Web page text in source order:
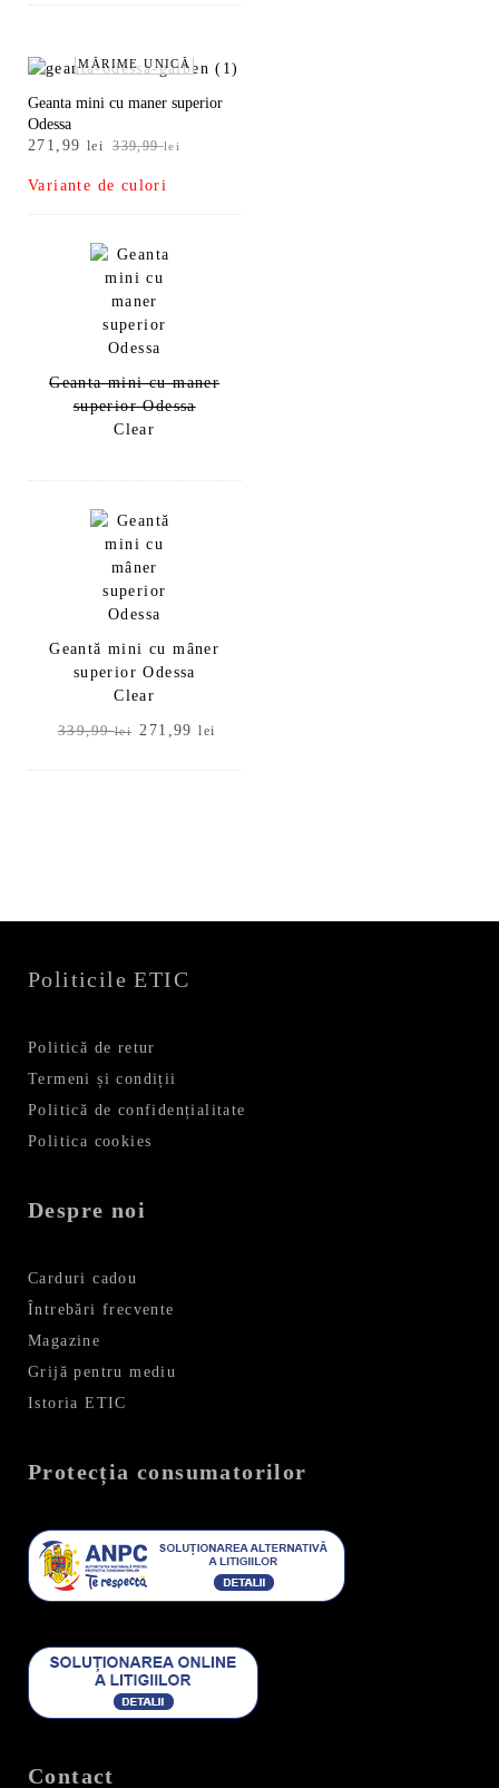
a
239,99 lei.
este:
MĂRIME UNICĂ
Geanta mini cu maner superior
Odessa
339,99lei
Prețul
a
fost:
271,99 lei
Prețul
este:
271,99 lei.
Variante de culori
Geanta mini cu maner
superior Odessa
Clear
Geantă mini cu mâner
superior Odessa
Clear
339,99lei
Prețul
a
271,99lei
este:
Politicile ETIC
Politică de retur
Termeni și condiții
Politică de confidențialitate
Politica cookies
Despre noi
Carduri cadou
Întrebări frecvente
Magazine
Grijă pentru mediu
Istoria ETIC
Protecția consumatorilor
Contact